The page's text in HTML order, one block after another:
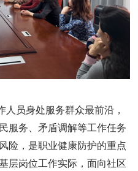
员身处服务群众最前沿，
服务、矛盾调解等工作任务
险，是职业健康防护的重点
层岗位工作实际，面向社区